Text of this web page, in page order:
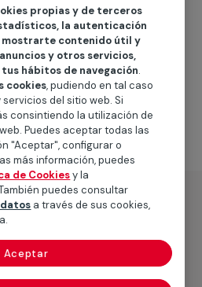
inmediatamente
sobre las diferentes
ofrecerte para elservicio
frio, como por ejemplo el
necesarios, las
o la mano de obra que hará
propias y de terceros
la autenticación
mostrarte contenido útil y
y otros servicios,
hábitos de navegación.
cookies, pudiendo en tal caso
del sitio web. Si
consintiendo la utilización de
Puedes aceptar todas las
"Aceptar", configurar o
más información, puedes
de Cookiesy la
puedes consultar
a través de sus cookies,
Aceptar